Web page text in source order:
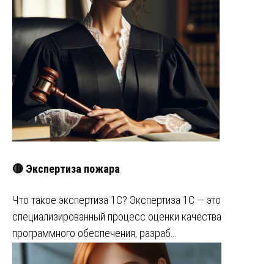
🔴 Экспертиза пожара
Что такое экспертиза 1С? Экспертиза 1С — это
специализированный процесс оценки качества
программного обеспечения, разраб…